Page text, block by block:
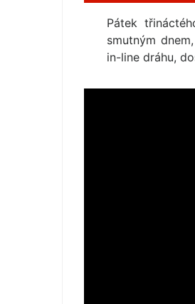
Pátek
smutným
in-line dráhu,